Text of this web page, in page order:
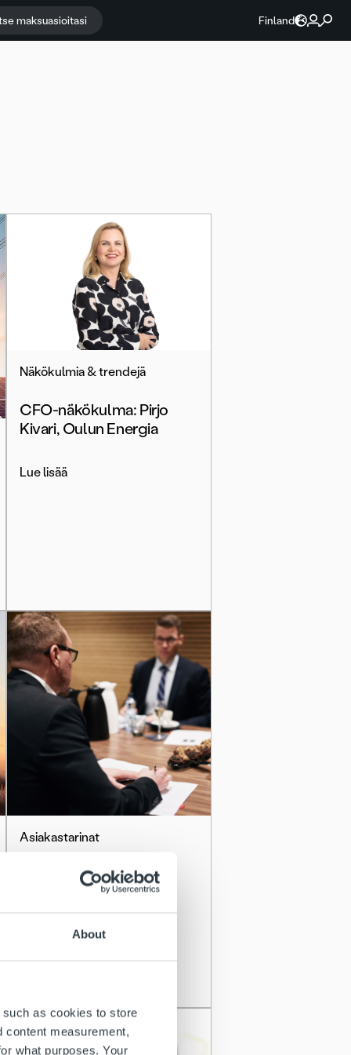
About
as cookies to store
content measurement,
what purposes. Your
maksuasioitasi Finland
Näkökulmia & trendejä
CFO-näkökulma: Pirjo
Kivari, Oulun Energia
Lue lisää
Asiakastarinat